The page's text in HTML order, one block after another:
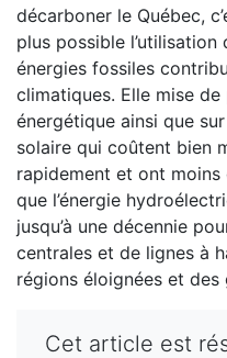
décarboner le Québec,
plus possible
énergies fossiles
climatiques. Elle mise
énergétique ainsi que
solaire qui coûtent bien
rapidement et ont moins
que l’énergie
jusqu’à une décennie
centrales et de lignes à
régions éloignées et des
Cet article est